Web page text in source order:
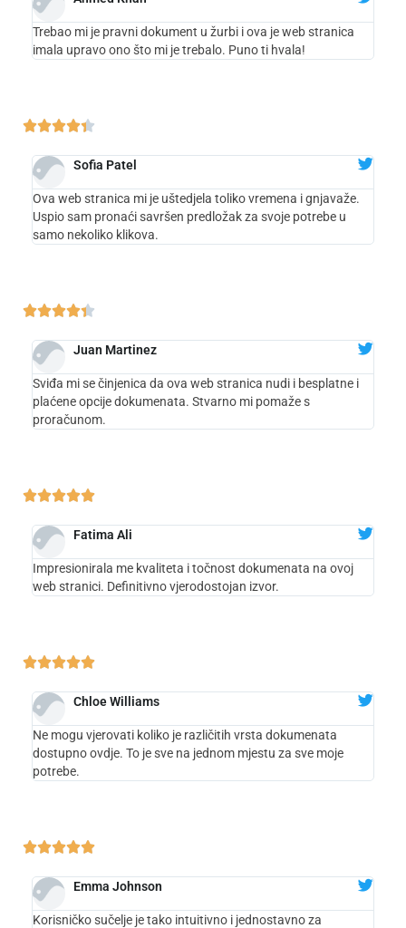
Trebao mi je pravni dokument u žurbi i ova je web stranica
imala upravo ono što mi je trebalo. Puno ti hvala!

Sofia Patel
Ova web stranica mi je uštedjela toliko vremena i gnjavaže.
Uspio sam pronaći savršen predložak za svoje potrebe u
samo nekoliko klikova.

Juan Martinez
Sviđa mi se činjenica da ova web stranica nudi i besplatne i
plaćene opcije dokumenata. Stvarno mi pomaže s
proračunom.

Fatima Ali
Impresionirala me kvaliteta i točnost dokumenata na ovoj
web stranici. Definitivno vjerodostojan izvor.

Chloe Williams
Ne mogu vjerovati koliko je različitih vrsta dokumenata
dostupno ovdje. To je sve na jednom mjestu za sve moje
potrebe.

Emma Johnson
Korisničko sučelje je tako intuitivno i jednostavno za